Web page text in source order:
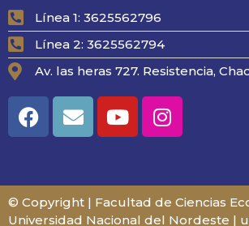
Línea 1: 3625562796
Línea 2: 3625562794
Av. las heras 727. Resistencia,
© Copyright | Facultad de Ciencias
Universidad Nacional del Nordeste |